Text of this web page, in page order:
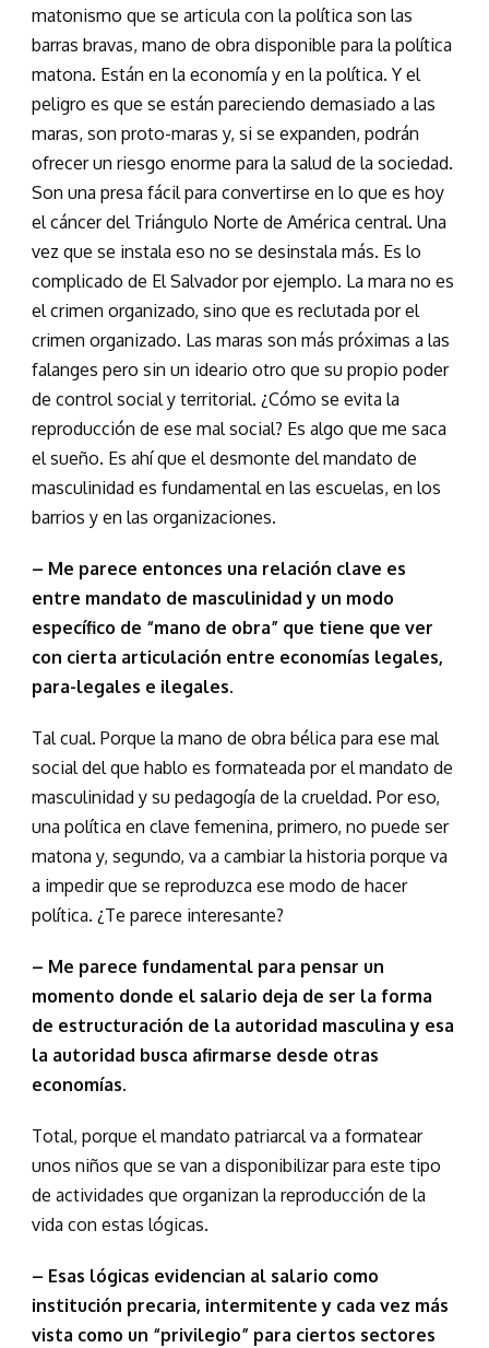
matonismo que se articula con la política son las
barras bravas, mano de obra disponible para la política
matona. Están en la economía y en la política. Y el
peligro es que se están pareciendo demasiado a las
maras, son proto-maras y, si se expanden, podrán
ofrecer un riesgo enorme para la salud de la sociedad.
Son una presa fácil para convertirse en lo que es hoy
el cáncer del Triángulo Norte de América central. Una
vez que se instala eso no se desinstala más. Es lo
complicado de El Salvador por ejemplo. La mara no es
el crimen organizado, sino que es reclutada por el
crimen organizado. Las maras son más próximas a las
falanges pero sin un ideario otro que su propio poder
de control social y territorial. ¿Cómo se evita la
reproducción de ese mal social? Es algo que me saca
el sueño. Es ahí que el desmonte del mandato de
masculinidad es fundamental en las escuelas, en los
barrios y en las organizaciones.
– Me parece entonces una relación clave es
entre mandato de masculinidad y un modo
específico de “mano de obra” que tiene que ver
con cierta articulación entre economías legales,
para-legales e ilegales.
Tal cual. Porque la mano de obra bélica para ese mal
social del que hablo es formateada por el mandato de
masculinidad y su pedagogía de la crueldad. Por eso,
una política en clave femenina, primero, no puede ser
matona y, segundo, va a cambiar la historia porque va
a impedir que se reproduzca ese modo de hacer
política. ¿Te parece interesante?
– Me parece fundamental para pensar un
momento donde el salario deja de ser la forma
de estructuración de la autoridad masculina y esa
la autoridad busca afirmarse desde otras
economías.
Total, porque el mandato patriarcal va a formatear
unos niños que se van a disponibilizar para este tipo
de actividades que organizan la reproducción de la
vida con estas lógicas.
– Esas lógicas evidencian al salario como
institución precaria, intermitente y cada vez más
vista como un “privilegio” para ciertos sectores